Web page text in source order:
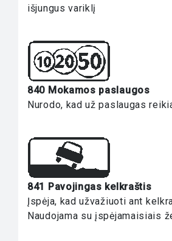
išjungus variklį
840 Mokamos paslaugos
Nurodo, kad už paslaugas
841 Pavojingas kelkraštis
Įspėja, kad užvažiuoti ant
Naudojama su įspėjamaisiais